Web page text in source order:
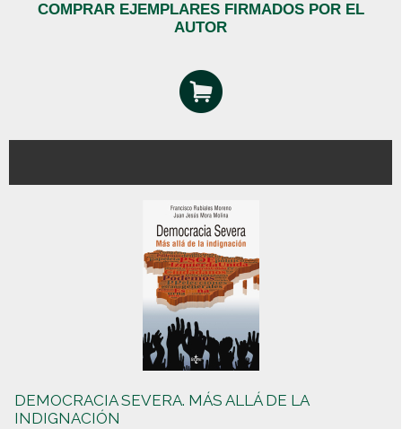
COMPRAR EJEMPLARES FIRMADOS POR EL
AUTOR
DEMOCRACIA SEVERA. MÁS ALLÁ DE LA
INDIGNACIÓN